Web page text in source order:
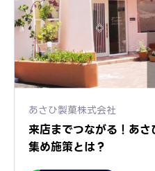
あさひ製菓株式会社
来店までつながる！あ
集め施策とは？